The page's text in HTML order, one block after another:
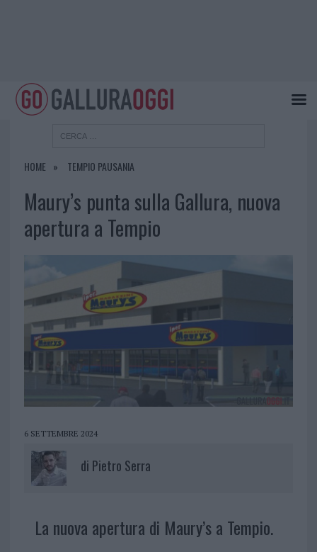
HOME TEMPIO PAUSANIA
Maury’s punta sulla Gallura, nuova
apertura a Tempio
6 SETTEMBRE 2024
di Pietro Serra
La nuova apertura di Maury’s a Tempio.